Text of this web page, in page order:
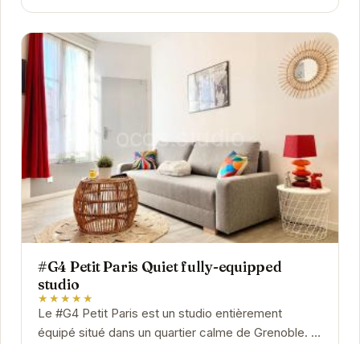
#G4 Petit Paris Quiet fully-equipped
studio
★★★★★
Le #G4 Petit Paris est un studio entièrement
équipé situé dans un quartier calme de Grenoble. Il